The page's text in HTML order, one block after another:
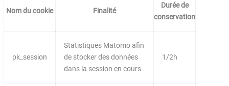
Nom du cookie Finalité
Durée de
conservation
pk_session
Statistiques Matomo afin
de stocker des données
dans la session en cours
1/2h